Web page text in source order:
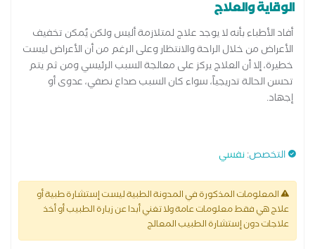
الوقاية والعلاج
أفاد الأطباء بأنه لا يوجد علاج لمتلازمة أليس ولكن يُمكن تخفيف
الأعراض من خلال الراحة والانتظار وعلى الرغم من أن الأعراض ليست
خطيرة، إلا أن العلاج يركز على معالجة السبب الرئيسي ومن ثم يتم
تحسن الحالة تدريجياً، سواء كان السبب صداع نصفي، عدوى أو
إجهاد.
التخصص:نفسي
المعلومات المذكورة في المدونة الطبية ليست إستشارة طبية أو
علاج هي فقط معلومات عامة ولا تغني أبدا عن زيارة الطبيب أو أخذ
علاجات دون إستشارة الطبيب المعالج